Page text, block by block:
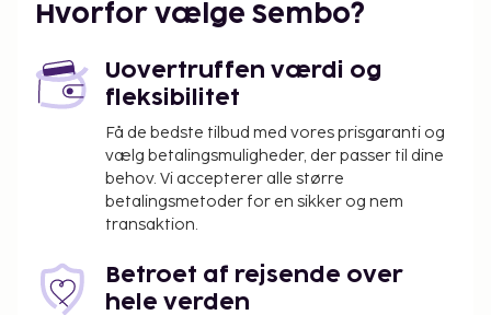
Hvorfor vælge Sembo?
Uovertruffen værdi og
fleksibilitet
Få de bedste tilbud med vores prisgaranti og
vælg betalingsmuligheder, der passer til dine
behov. Vi accepterer alle større
betalingsmetoder for en sikker og nem
transaktion.
Betroet af rejsende over
hele verden